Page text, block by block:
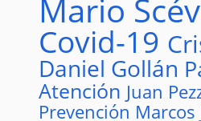
Mario
Covid-19
Daniel Gollán
Atención Juan
Prevención Marcos